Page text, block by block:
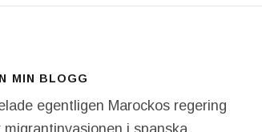
MIN BLOGG
egentligen Marockos regering
migrantinvasionen i spanska